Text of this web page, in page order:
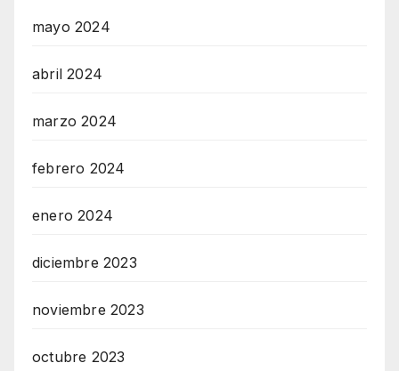
mayo 2024
abril 2024
marzo 2024
febrero 2024
enero 2024
diciembre 2023
noviembre 2023
octubre 2023